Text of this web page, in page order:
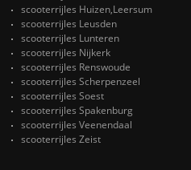
scooterrijles Huizen,Leersum
scooterrijles Leusden
scooterrijles Lunteren
scooterrijles Nijkerk
scooterrijles Renswoude
scooterrijles Scherpenzeel
scooterrijles Soest
scooterrijles Spakenburg
scooterrijles Veenendaal
scooterrijles Zeist